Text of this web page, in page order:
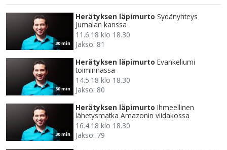
30 min
Herätyksen läpimurto Sydänyhteys
Jumalan kanssa
11.6.18 klo 18.30
Jakso: 81
30 min
Herätyksen läpimurto Evankeliumi
toiminnassa
14.5.18 klo 18.30
Jakso: 80
30 min
Herätyksen läpimurto Ihmeellinen
lähetysmatka Amazonin viidakossa
16.4.18 klo 18.30
Jakso: 79